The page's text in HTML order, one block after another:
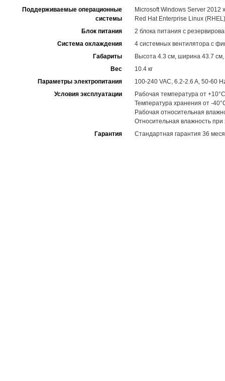
Поддерживаемые операционные
системы
Microsoft Windows Server 2012
Red Hat Enterprise Linux
Блок питания
2 блока питания с
Система охлаждения
4 системных вентилятора с
Габариты
Высота 4.3 см, ширина 43.7 см,
Вес
10.4 кг
Параметры электропитания
100-240 VAC, 6.2-2.6 A, 50-60
Условия эксплуатации
Рабочая температура от
Температура хранения от -
Рабочая относительная
Относительная влажность
Гарантия
Стандартная гарантия 36